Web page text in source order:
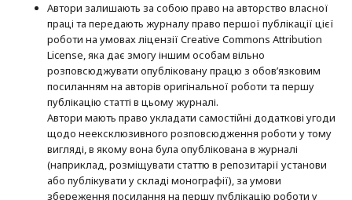
Автори залишають за собою право на авторство власної
праці та передають журналу право першої публікації цієї
роботи на умовах ліцензії Creative Commons Attribution
License, яка дає змогу іншим особам вільно
розповсюджувати опубліковану працю з обов’язковим
посиланням на авторів оригінальної роботи та першу
публікацію статті в цьому журналі.
Автори мають право укладати самостійні додаткові угоди
щодо неексклюзивного розповсюдження роботи у тому
вигляді, в якому вона була опублікована в журналі
(наприклад, розміщувати статтю в репозитарії установи
або публікувати у складі монографії), за умови
збереження посилання на першу публікацію роботи у